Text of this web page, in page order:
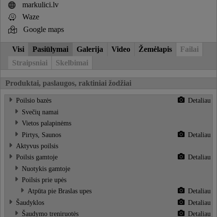
markulici.lv
Waze
Google maps
Visi Pasiūlymai Galerija Video Žemėlapis
Failai
Straipsniai
Skelbimai
Produktai, paslaugos, raktiniai žodžiai
Poilsio bazės
Detaliau
Svečių namai
Vietos palapinėms
Pirtys, Saunos
Detaliau
Aktyvus poilsis
Poilsis gamtoje
Detaliau
Nuotykis gamtoje
Poilsis prie upės
Atpūta pie Braslas upes
Detaliau
Šaudyklos
Detaliau
Šaudymo treniruotės
Detaliau